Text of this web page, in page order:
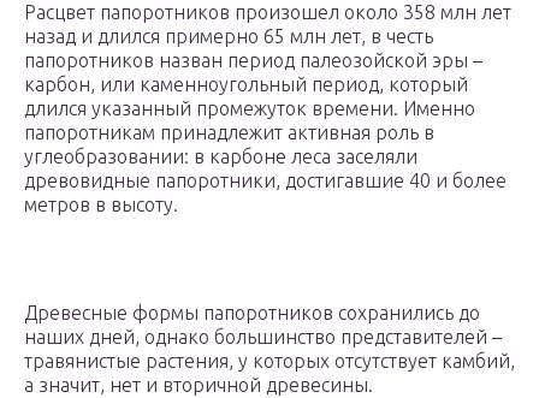
Расцвет папоротников произошел около 358 млн лет
назад и длился примерно 65 млн лет, в честь
папоротников назван период палеозойской эры –
карбон, или каменноугольный период, который
длился указанный промежуток времени. Именно
папоротникам принадлежит активная роль в
углеобразовании: в карбоне леса заселяли
древовидные папоротники, достигавшие 40 и более
метров в высоту.
Древесные формы папоротников сохранились до
наших дней, однако большинство представителей –
травянистые растения, у которых отсутствует камбий,
а значит, нет и вторичной древесины.